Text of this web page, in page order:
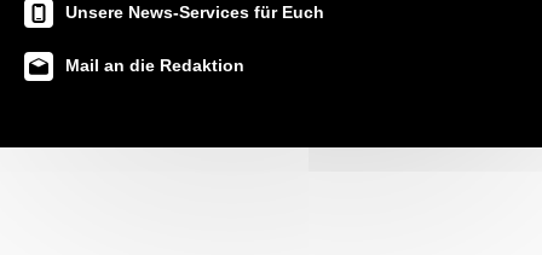
Unsere News-Services für Euch
Mail an die Redaktion